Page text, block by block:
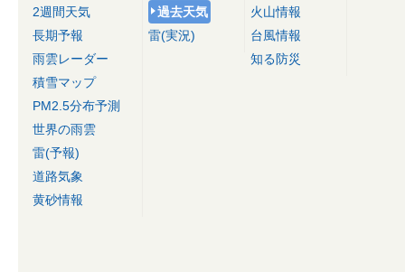
2週間天気
長期予報
雨雲レーダー
積雪マップ
PM2.5分布予測
世界の雨雲
雷(予報)
道路気象
黄砂情報
過去天気
雷(実況)
火山情報
台風情報
知る防災